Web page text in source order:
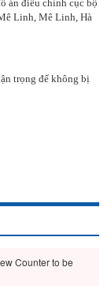
án điều chỉnh cục bộ
Linh, Mê Linh, Hà
trọng để không bị
Counter to be